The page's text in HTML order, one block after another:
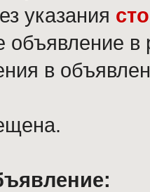
указания
объявление
в